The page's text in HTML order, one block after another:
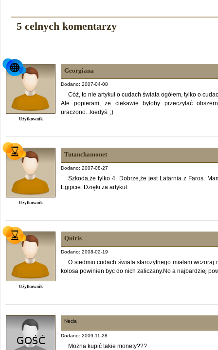
5 celnych komentarzy
Użytkownik
Georgiana
Dodano: 2007-04-08
Cóż, to nie artykuł o cudach świata ogółem, tylko o
Ale popieram, że ciekawie byłoby przeczytać
uraczono...kiedyś. ;)
Użytkownik
Tutanchamonet
Dodano: 2007-08-27
Szkoda,że tylko 4. Dobrze,że jest Latarnia z Faros.
Egipcie. Dzięki za artykuł.
Użytkownik
Quiris
Dodano: 2008-02-19
O siedmiu cudach świata starożytnego miałam
kolosa powinien byc do nich zaliczany.No a najbardziej
Necia
Dodano: 2009-11-28
Można kupić takie monety???